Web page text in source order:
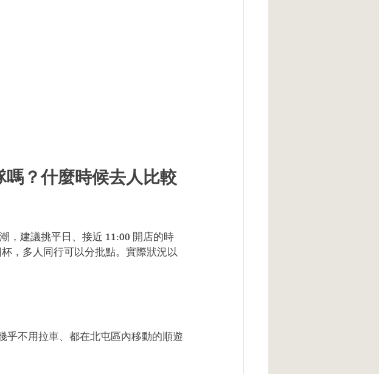
？什麼時候去人比較
，建議挑平日、接近 11:00 開店的時
，多人同行可以分批點。實際狀況以
乎不用拉車、都在北屯區內移動的順遊